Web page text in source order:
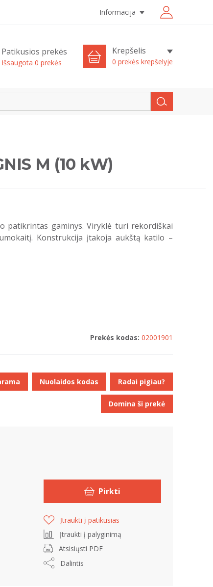
Informacija
Patikusios prekės
Išsaugota 0 prekės
Krepšelis
0 prekės krepšelyje
M (10 kW)
patikrintas gaminys. Viryklė turi rekordiškai
Konstrukcija įtakoja aukštą katilo –
Prekės kodas: 02001901
Pirkti
Įtraukti į patikusias
Įtraukti į palyginimą
Atsisiųsti PDF
Dalintis
Nuolaidos kodas Radai pigiau?
Domina ši prekė